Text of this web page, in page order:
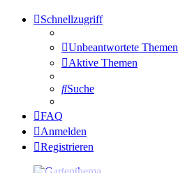
Schnellzugriff
Unbeantwortete Themen
Aktive Themen
Suche
FAQ
Anmelden
Registrieren